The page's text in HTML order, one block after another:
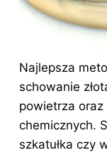
Najlepsza
schowanie
powietrza
chemicznych.
szkatułka czy